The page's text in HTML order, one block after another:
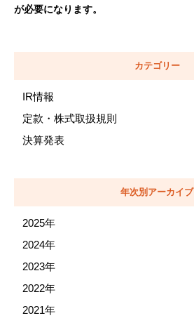
が必要になります。
カテゴリー
IR情報
定款・株式取扱規則
決算発表
年次別アーカイブ
2025年
2024年
2023年
2022年
2021年